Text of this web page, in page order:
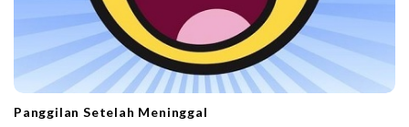
Panggilan Setelah Meninggal